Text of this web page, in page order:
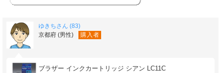
ゆきちさん (83)
京都府 (男性)
購入者
ブラザー インクカートリッジ シアン LC11C